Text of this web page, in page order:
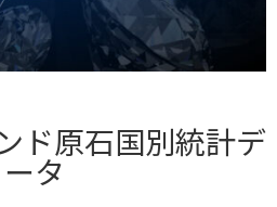
ド原石国別統計デ
ータ